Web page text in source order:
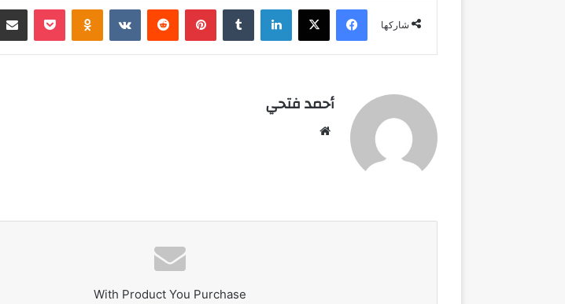
شاركها
فيسبوك ‫X لينكدإن بينتيريست Odnoklassniki
‫Pocket
أحمد فتحي
With Product You Purchase